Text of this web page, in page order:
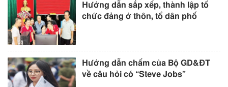
Hướng dẫn sắp xếp, thành lập tổ
chức đảng ở thôn, tổ dân phố
Hướng dẫn chấm của Bộ GD&ĐT
về câu hỏi có “Steve Jobs”